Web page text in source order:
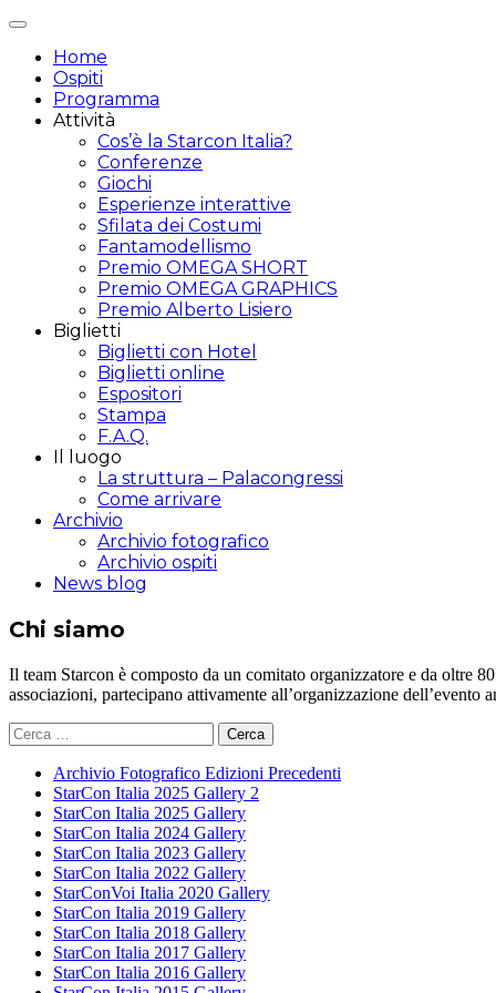
Attiva/disattiva
navigazione
Home
Ospiti
Programma
Attività
Cos’è la Starcon Italia?
Conferenze
Giochi
Esperienze interattive
Sfilata dei Costumi
Fantamodellismo
Premio OMEGA SHORT
Premio OMEGA GRAPHICS
Premio Alberto Lisiero
Biglietti
Biglietti con Hotel
Biglietti online
Espositori
Stampa
F.A.Q.
Il luogo
La struttura – Palacongressi
Come arrivare
Archivio
Archivio fotografico
Archivio ospiti
News blog
Chi siamo
Il team Starcon è composto da un comitato organizzatore e da oltre
associazioni, partecipano attivamente all’organizzazione
Ricerca
per:
Archivio Fotografico Edizioni Precedenti
StarCon Italia 2025 Gallery 2
StarCon Italia 2025 Gallery
StarCon Italia 2024 Gallery
StarCon Italia 2023 Gallery
StarCon Italia 2022 Gallery
StarConVoi Italia 2020 Gallery
StarCon Italia 2019 Gallery
StarCon Italia 2018 Gallery
StarCon Italia 2017 Gallery
StarCon Italia 2016 Gallery